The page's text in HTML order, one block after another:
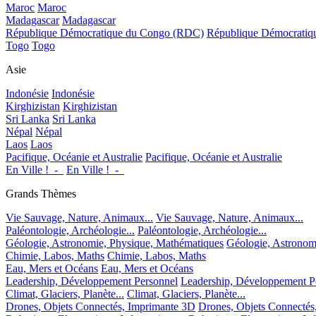
Maroc Maroc
Madagascar Madagascar
République Démocratique du Congo (RDC) République
Togo Togo
Asie
Indonésie Indonésie
Kirghizistan Kirghizistan
Sri Lanka Sri Lanka
Népal Népal
Laos Laos
Pacifique, Océanie et Australie Pacifique, Océanie et Australie
En Ville !_-_
En Ville !_-_
Grands Thèmes
Vie Sauvage, Nature, Animaux... Vie Sauvage, Nature, Animaux...
Paléontologie, Archéologie... Paléontologie, Archéologie...
Géologie, Astronomie, Physique, Mathématiques Géologie,
Chimie, Labos, Maths Chimie, Labos, Maths
Eau, Mers et Océans Eau, Mers et Océans
Leadership, Développement Personnel Leadership, Développement
Climat, Glaciers, Planète... Climat, Glaciers, Planète...
Drones, Objets Connectés, Imprimante 3D Drones, Objets